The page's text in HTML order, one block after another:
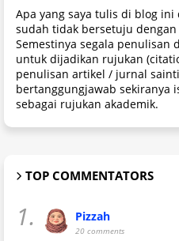
Apa yang saya tulis di blog
sudah tidak bersetuju
Semestinya segala penulisan
untuk dijadikan rujukan
penulisan artikel / jurnal
bertanggungjawab sekiranya
sebagai rujukan akademik.
TOP COMMENTATORS
1. Pizzah
20 comments